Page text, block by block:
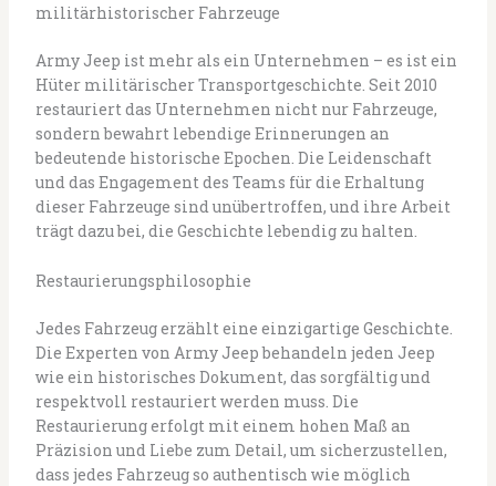
militärhistorischer Fahrzeuge
Army Jeep ist mehr als ein Unternehmen – es ist ein
Hüter militärischer Transportgeschichte. Seit 2010
restauriert das Unternehmen nicht nur Fahrzeuge,
sondern bewahrt lebendige Erinnerungen an
bedeutende historische Epochen. Die Leidenschaft
und das Engagement des Teams für die Erhaltung
dieser Fahrzeuge sind unübertroffen, und ihre Arbeit
trägt dazu bei, die Geschichte lebendig zu halten.
Restaurierungsphilosophie
Jedes Fahrzeug erzählt eine einzigartige Geschichte.
Die Experten von Army Jeep behandeln jeden Jeep
wie ein historisches Dokument, das sorgfältig und
respektvoll restauriert werden muss. Die
Restaurierung erfolgt mit einem hohen Maß an
Präzision und Liebe zum Detail, um sicherzustellen,
dass jedes Fahrzeug so authentisch wie möglich